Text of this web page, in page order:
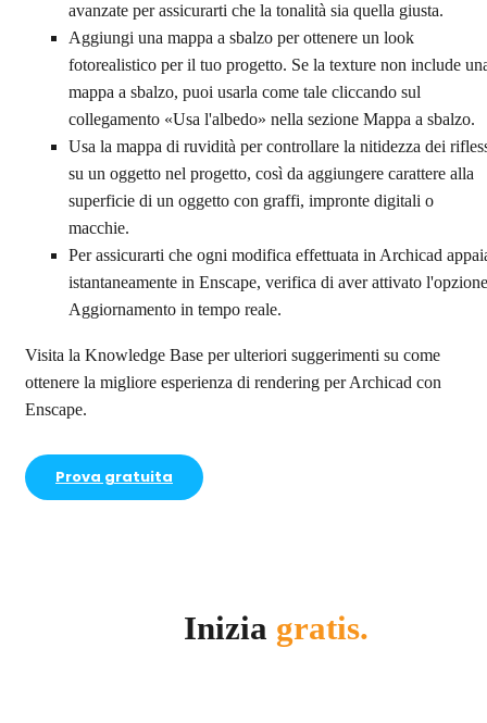
avanzate per assicurarti che la tonalità sia quella giusta.
Aggiungi una mappa a sbalzo per ottenere un look
fotorealistico per il tuo progetto. Se la texture non include
mappa a sbalzo, puoi usarla come tale cliccando sul
collegamento «Usa l'albedo» nella sezione Mappa a sbalzo.
Usa la mappa di ruvidità per controllare la nitidezza dei
su un oggetto nel progetto, così da aggiungere carattere alla
superficie di un oggetto con graffi, impronte digitali o
macchie.
Per assicurarti che ogni modifica effettuata in Archicad
istantaneamente in Enscape, verifica di aver attivato l'opzione
Aggiornamento in tempo reale.
Visita la Knowledge Base per ulteriori suggerimenti su come
ottenere la migliore esperienza di rendering per Archicad con
Enscape.
Prova gratuita
Inizia gratis.